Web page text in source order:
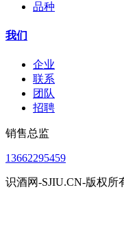
品种
我们
企业
联系
团队
招聘
销售总监
13662295459
识酒网-SJIU.CN-版权所